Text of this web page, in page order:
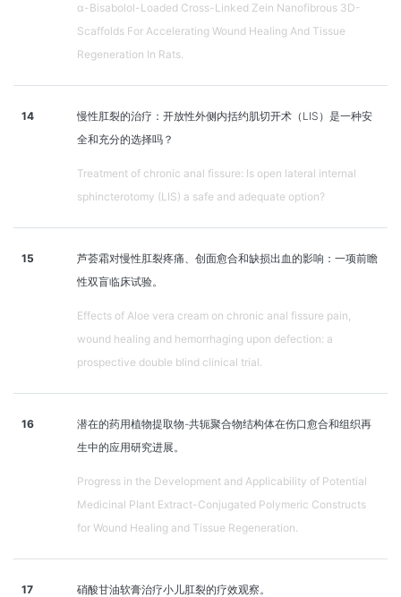
α-Bisabolol-Loaded Cross-Linked Zein Nanofibrous 3D-
Scaffolds For Accelerating Wound Healing And Tissue
Regeneration In Rats.
14
慢性肛裂的治疗：开放性外侧内括约肌切开术（LIS）是一种安
全和充分的选择吗？
Treatment of chronic anal fissure: Is open lateral internal
sphincterotomy (LIS) a safe and adequate option?
15
芦荟霜对慢性肛裂疼痛、创面愈合和缺损出血的影响：一项前瞻
性双盲临床试验。
Effects of Aloe vera cream on chronic anal fissure pain,
wound healing and hemorrhaging upon defection: a
prospective double blind clinical trial.
16
潜在的药用植物提取物-共轭聚合物结构体在伤口愈合和组织再
生中的应用研究进展。
Progress in the Development and Applicability of Potential
Medicinal Plant Extract-Conjugated Polymeric Constructs
for Wound Healing and Tissue Regeneration.
17 硝酸甘油软膏治疗小儿肛裂的疗效观察。